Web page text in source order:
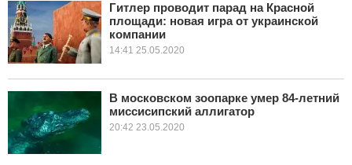
Гитлер проводит парад на Красной
площади: новая игра от украинской
компании
14:41 25.05.2020
В московском зоопарке умер 84-летний
миссисипский аллигатор
20:42 23.05.2020